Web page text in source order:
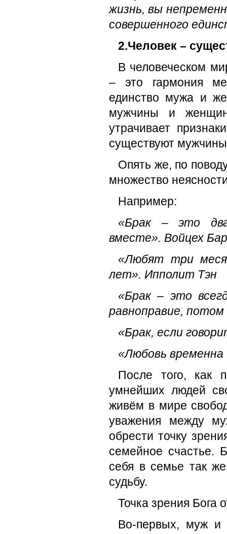
жизнь, вы
совершенного
2.Человек –
В человеческом
– это гармония
единство мужа и
мужчины и
утрачивает
существуют
Опять же, по
множество
Например:
«Брак – это
вместе». Войцех
«Любят три
лет». Ипполит Тэн
«Брак – это
равноправие,
«Брак, если
«Любовь
После того, как
умнейших людей
живём в мире
уважения между
обрести точку
семейное счастье.
себя в семье так
судьбу.
Точка зрения Бога
Во-первых, муж и